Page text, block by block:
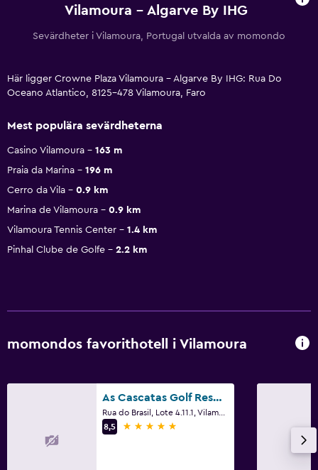
Vilamoura - Algarve By IHG
Sevärdheter i Vilamoura, Portugal utvalda av momondo
Här ligger Crowne Plaza Vilamoura - Algarve By IHG: Rua Do
Oceano Atlantico, 8125-478 Vilamoura, Faro
Mest populära sevärdheterna
Casino Vilamoura
163 m
Praia da Marina
196 m
Cerro da Vila
0.9 km
Marina de Vilamoura
0.9 km
Vilamoura Tennis Center
1.4 km
Pinhal Clube de Golfe
2.2 km
momondos favorithotell i Vilamoura
As Cascatas Golf Resort & Spa
8,5
5 stjärnor